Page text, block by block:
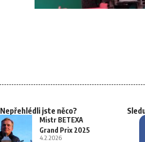
Nepřehlédli jste něco?
Mistr BETEXA
Grand Prix 2025
4.2.2026